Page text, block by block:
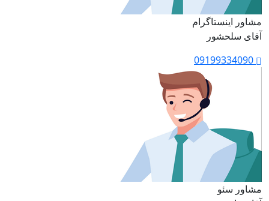
مشاور اینستاگرام
آقای سلحشور
مشاور سئو